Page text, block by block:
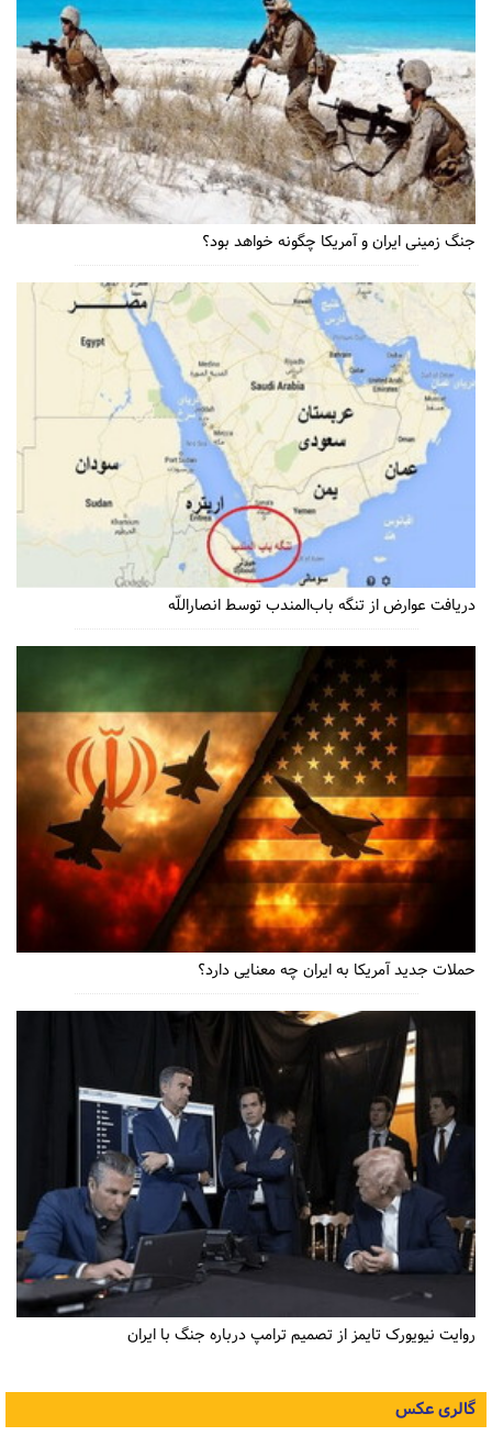
جنگ زمینی ایران و آمریکا چگونه خواهد بود؟
دریافت عوارض از تنگه باب‌المندب توسط انصاراللّه
حملات جدید آمریکا به ایران چه معنایی دارد؟
روایت نیویورک تایمز از تصمیم ترامپ درباره جنگ با ایران
گالری عکس